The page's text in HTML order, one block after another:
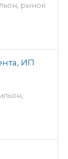
рынок
ИП